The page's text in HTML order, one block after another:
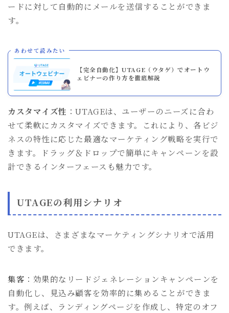
ードに対して自動的にメールを送信することができま
す。
あわせて読みたい
【完全自動化】UTAGE（ウタゲ）でオートウ
ェビナーの作り方を徹底解説
カスタマイズ性 ：UTAGEは、ユーザーのニーズに合わ
せて柔軟にカスタマイズできます。これにより、各ビジ
ネスの特性に応じた最適なマーケティング戦略を実行で
きます。ドラッグ＆ドロップで簡単にキャンペーンを設
計できるインターフェースも魅力です。
UTAGEの利用シナリオ
UTAGEは、さまざまなマーケティングシナリオで活用
できます。
集客 ：効果的なリードジェネレーションキャンペーンを
自動化し、見込み顧客を効率的に集めることができま
す。例えば、ランディングページを作成し、特定のオフ